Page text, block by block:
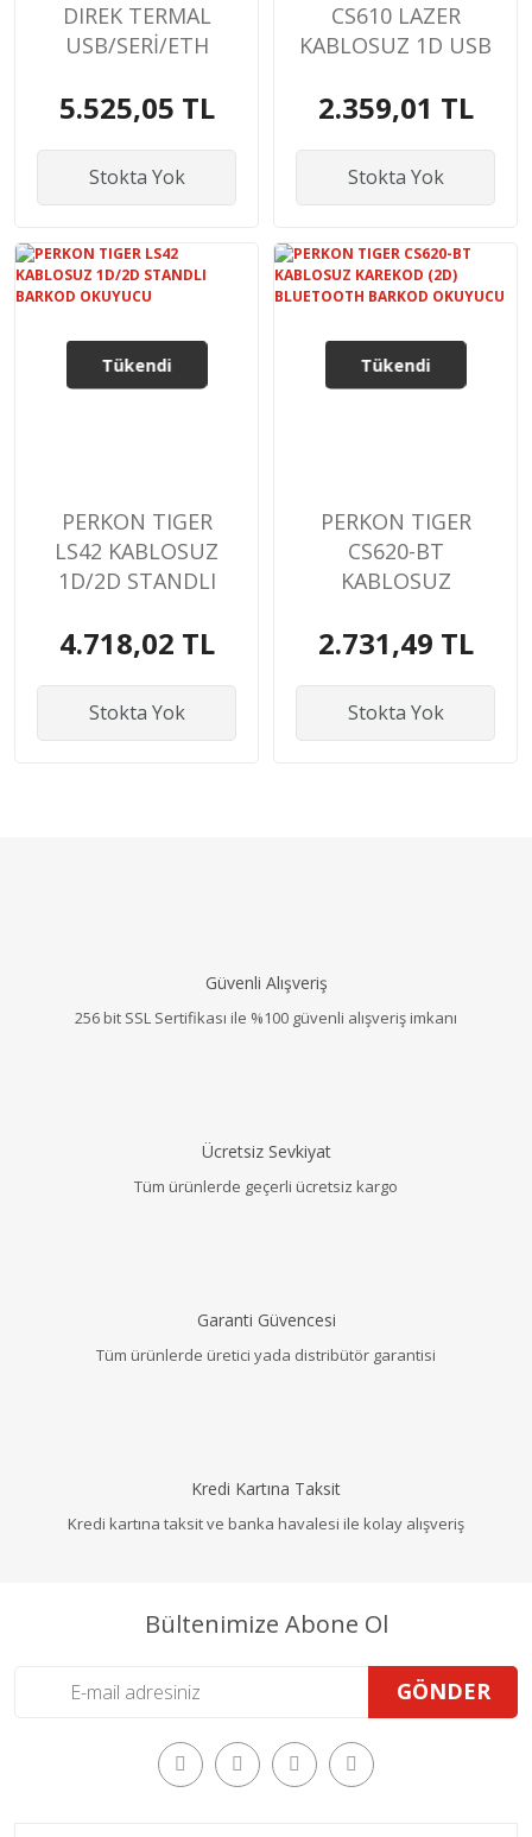
DIREK TERMAL
USB/SERİ/ETH
5.525,05 TL
Stokta Yok
CS610 LAZER
KABLOSUZ 1D USB
2.359,01 TL
Stokta Yok
Tükendi
PERKON TIGER
LS42 KABLOSUZ
1D/2D STANDLI
4.718,02 TL
Stokta Yok
Tükendi
PERKON TIGER
CS620-BT
KABLOSUZ
BLUETOOTH
2.731,49 TL
Stokta Yok
Güvenli Alışveriş
256 bit SSL Sertifikası ile %100 güvenli alışveriş imkanı
Ücretsiz Sevkiyat
Tüm ürünlerde geçerli ücretsiz kargo
Garanti Güvencesi
Tüm ürünlerde üretici yada distribütör garantisi
Kredi Kartına Taksit
Kredi kartına taksit ve banka havalesi ile kolay alışveriş
Bültenimize Abone Ol
GÖNDER